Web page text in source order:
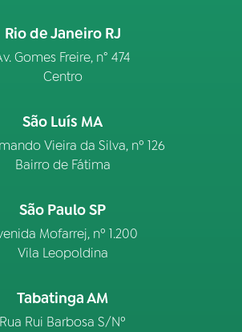
Rio de Janeiro RJ
Gomes Freire, n° 474
Centro
São Luís MA
Vieira da Silva, nº 126
Bairro de Fátima
São Paulo SP
Mofarrej, nº 1.200
Vila Leopoldina
Tabatinga AM
Rua Rui Barbosa S/Nº